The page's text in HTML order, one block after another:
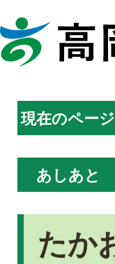
現在のページ
あしあと
たか